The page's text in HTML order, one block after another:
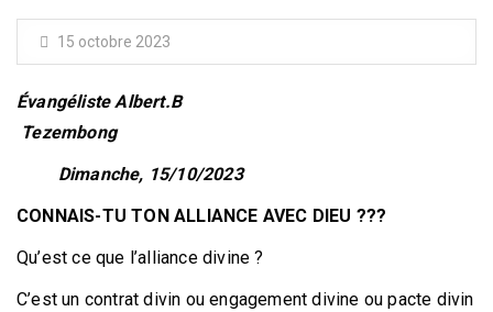
15 octobre 2023
Évangéliste Albert.B
Tezembong
Dimanche, 15/10/2023
CONNAIS-TU TON ALLIANCE AVEC DIEU ???
Qu’est ce que l’alliance divine ?
C’est un contrat divin ou engagement divine ou pacte divin